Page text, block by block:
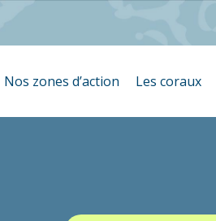
Nos zones d’action Les coraux